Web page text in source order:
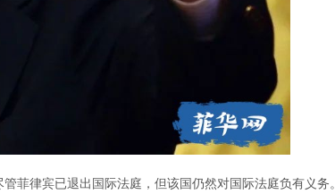
菲律宾已退出国际法庭，但该国仍然对国际法庭负有义务。